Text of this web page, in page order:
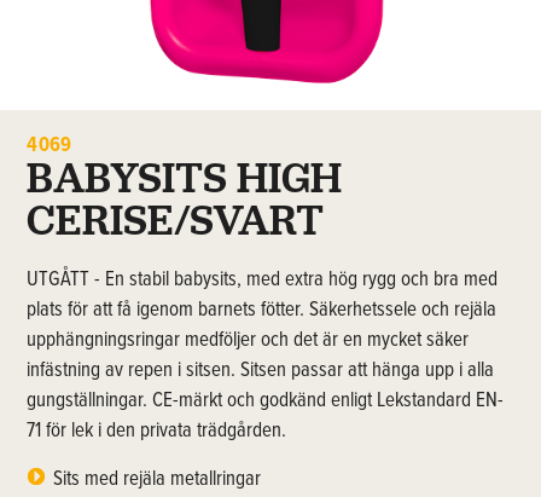
4069
BABYSITS HIGH
CERISE/SVART
UTGÅTT - En stabil babysits, med extra hög rygg och bra med
plats för att få igenom barnets fötter. Säkerhetssele och rejäla
upphängningsringar medföljer och det är en mycket säker
infästning av repen i sitsen. Sitsen passar att hänga upp i alla
gungställningar. CE-märkt och godkänd enligt Lekstandard EN-
71 för lek i den privata trädgården.
Sits med rejäla metallringar